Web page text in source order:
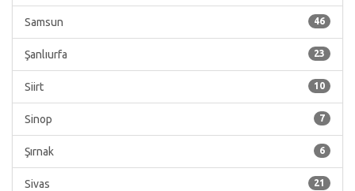
46
Samsun
23
Şanlıurfa
10
Siirt
7
Sinop
6
Şırnak
21
Sivas